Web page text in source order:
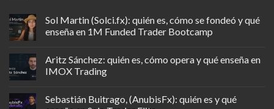
Sol Martin (Solci.fx): quién es, cómo se fondeó y qué
enseña en 1M Funded Trader Bootcamp
Aritz Sánchez: quién es, cómo opera y qué enseña en
IMOX Trading
Sebastián Buitrago, (AnubisFx): quién es y qué